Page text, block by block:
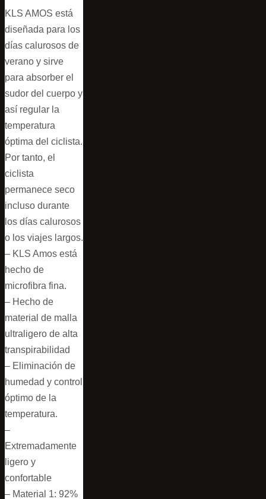
KLS AMOS está
diseñada para los
días calurosos de
verano y sirve
para absorber el
sudor del cuerpo y
así regular la
temperatura
óptima del ciclista.
Por tanto, el
ciclista
permanece seco
incluso durante
los días calurosos
o los viajes largos.
– KLS Amos está
hecho de
microfibra fina.
– Hecho de
material de malla
ultraligero de alta
transpirabilidad
– Eliminación de
humedad y control
óptimo de la
temperatura.
–
Extremadamente
ligero y
confortable
– Material 1: 92%